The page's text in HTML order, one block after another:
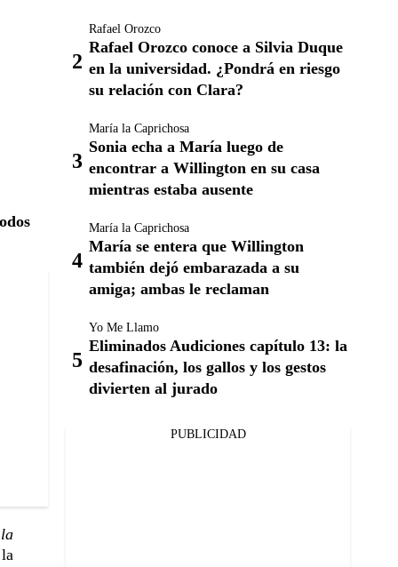
Rafael Orozco
Rafael Orozco conoce a Silvia Duque
en la universidad. ¿Pondrá en riesgo
su relación con Clara?
María la Caprichosa
Sonia echa a María luego de
encontrar a Willington en su casa
mientras estaba ausente
María la Caprichosa
María se entera que Willington
también dejó embarazada a su
amiga; ambas le reclaman
Yo Me Llamo
Eliminados Audiciones capítulo 13: la
desafinación, los gallos y los gestos
divierten al jurado
PUBLICIDAD